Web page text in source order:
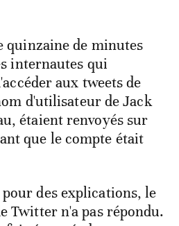
quinzaine de minutes
internautes qui
aux tweets de
d'utilisateur de Jack
étaient renvoyés sur
que le compte était
des explications, le
Twitter n'a pas répondu.